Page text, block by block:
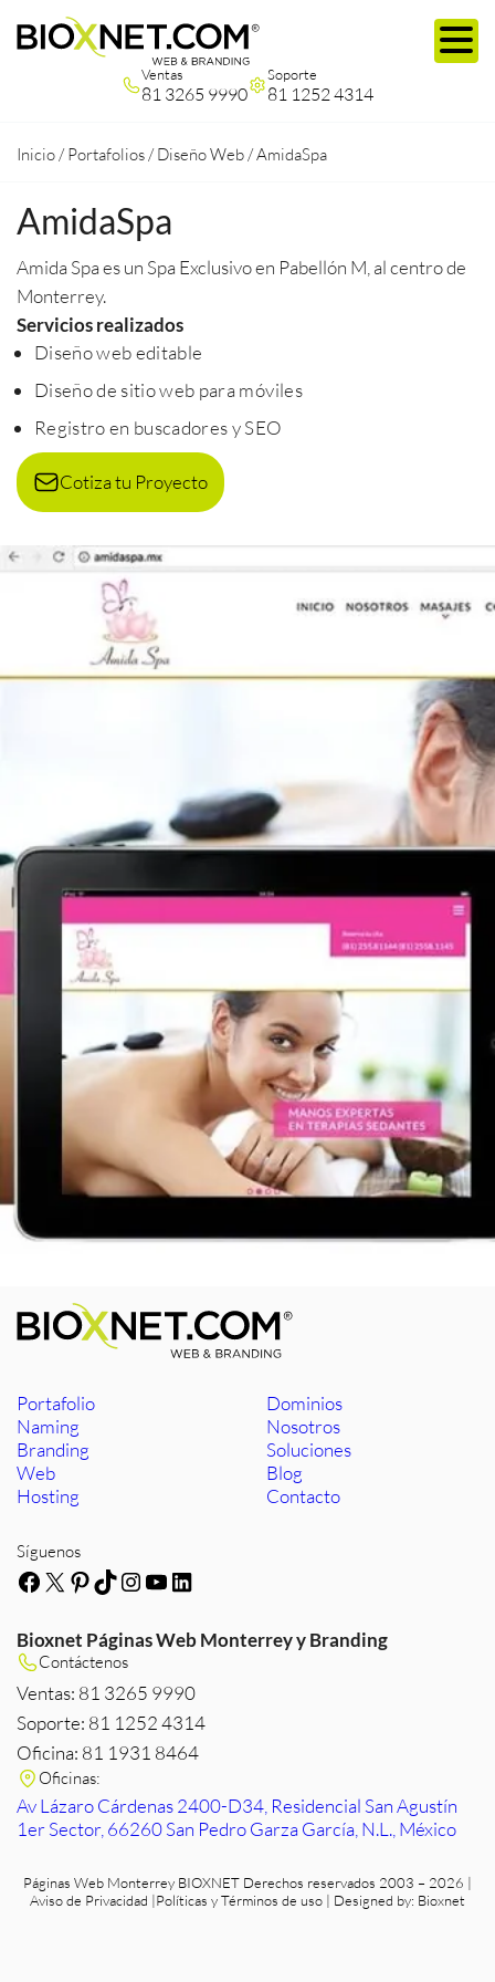
Ventas
81 3265 9990
Soporte
81 1252 4314
Inicio /Portafolios /Diseño Web /AmidaSpa
AmidaSpa
Amida Spa es un Spa Exclusivo en Pabellón M, al centro de
Monterrey.
Servicios realizados
Diseño web editable
Diseño de sitio web para móviles
Registro en buscadores y SEO
Cotiza tu Proyecto
Portafolio
Naming
Branding
Web
Hosting
Dominios
Nosotros
Soluciones
Blog
Contacto
Síguenos
Facebook
X Pinterest
TikTok
Instagram
YouTube
LinkedIn
Bioxnet Páginas Web Monterrey y Branding
Contáctenos
Ventas: 81 3265 9990
Soporte: 81 1252 4314
Oficina: 81 1931 8464
Oficinas:
Av Lázaro Cárdenas 2400-D34, Residencial San Agustín
1er Sector, 66260 San Pedro Garza García, N.L., México
Páginas Web Monterrey BIOXNET Derechos reservados 2003 – 2026 |
Aviso de Privacidad |Políticas y Términos de uso | Designed by: Bioxnet